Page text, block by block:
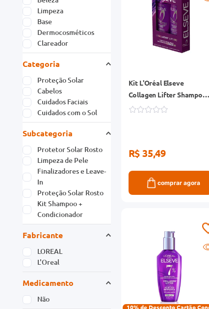
Limpeza
Base
Dermocosméticos
Clareador
Categoria
Proteção Solar
Cabelos
Cuidados Faciais
Cuidados com o Sol
Subcategoria
Protetor Solar Rosto
Limpeza de Pele
Finalizadores e Leave-
In
Proteção Solar Rosto
Kit Shampoo +
Condicionador
Fabricante
LOREAL
L'Oreal
Medicamento
Não
Kit L'Oréal Elseve
Collagen Lifter Shampoo
385ml + Condicionador
R$ 35,49
comprar agora
10% de Desconto Cartão